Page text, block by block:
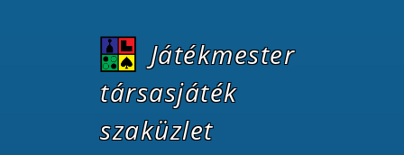
Játékmester
társasjáték
szaküzlet